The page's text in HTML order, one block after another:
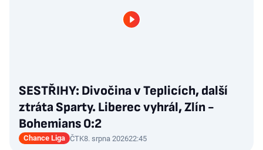
SESTŘIHY: Divočina v Teplicích, další
ztráta Sparty. Liberec vyhrál, Zlín -
Bohemians 0:2
Chance Liga ČTK8. srpna 202622:45